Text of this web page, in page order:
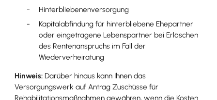
Hinterbliebenenversorgung
Kapitalabfindung für hinterbliebene Ehepartner
oder eingetragene Lebenspartner bei Erlöschen
des Rentenanspruchs im Fall der
Wiederverheiratung
Hinweis: Darüber hinaus kann Ihnen das
Versorgungswerk auf Antrag Zuschüsse für
Rehabilitationsmaßnahmen gewähren, wenn die Kosten